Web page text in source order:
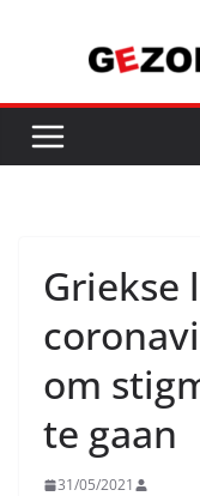
inhoud
Griekse
om
te gaan
31/05/2021